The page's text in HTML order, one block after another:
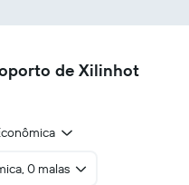
de Xilinhot
0 malas